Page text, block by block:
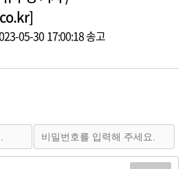
05-30 17:00:18 송고